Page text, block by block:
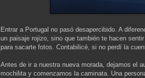
Entrar a Portugal no pasó desapercibido. A
un paisaje rojizo, sino que también te hacen
para sacarte fotos. Contabilicé, si no perdí la
Antes de ir a nuestra nueva morada, dejamos el
mochilita y comenzamos la caminata. Una